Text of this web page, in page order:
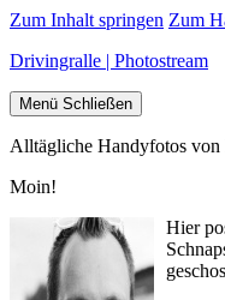
Zum Inhalt springen Zum
Drivingralle | Photostream
Menü Schließen
Alltägliche Handyfotos von
Moin!
Hier